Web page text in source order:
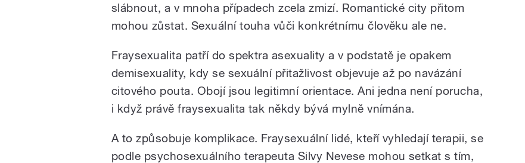
slábnout, a v mnoha případech zcela zmizí. Romantické city přitom
mohou zůstat. Sexuální touha vůči konkrétnímu člověku ale ne.
Fraysexualita patří do spektra asexuality a v podstatě je opakem
demisexuality, kdy se sexuální přitažlivost objevuje až po navázání
citového pouta. Obojí jsou legitimní orientace. Ani jedna není porucha,
i když právě fraysexualita tak někdy bývá mylně vnímána.
A to způsobuje komplikace. Fraysexuální lidé, kteří vyhledají terapii, se
podle psychosexuálního terapeuta Silvy Nevese mohou setkat s tím,